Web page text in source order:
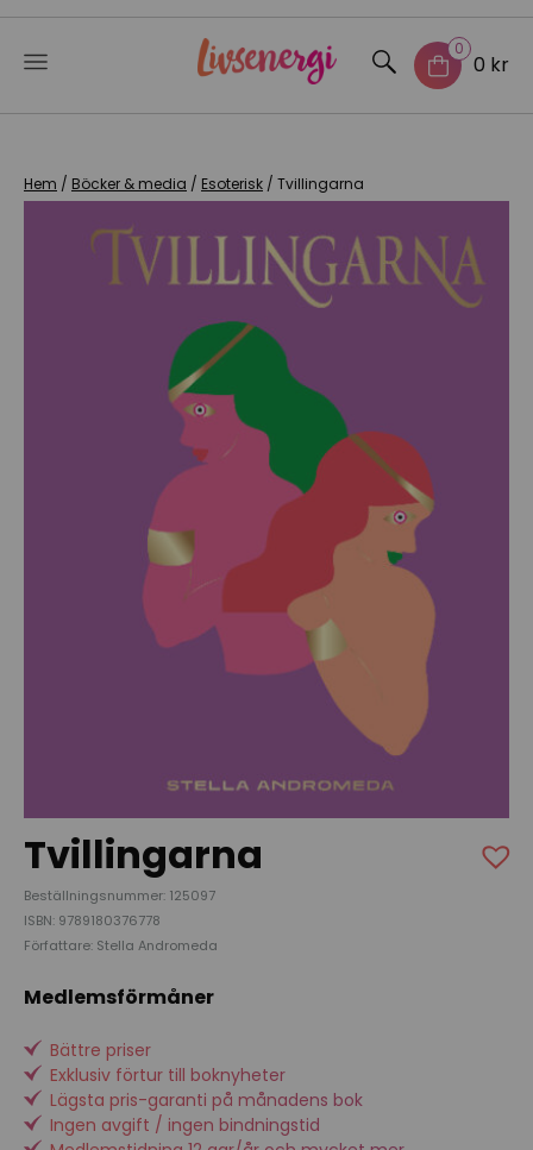
content
0
0 kr
Hem / Böcker & media / Esoterisk / Tvillingarna
Tvillingarna
Beställningsnummer: 125097
ISBN: 9789180376778
Författare: Stella Andromeda
Medlemsförmåner
Bättre priser
Exklusiv förtur till boknyheter
Lägsta pris-garanti på månadens bok
Ingen avgift / ingen bindningstid